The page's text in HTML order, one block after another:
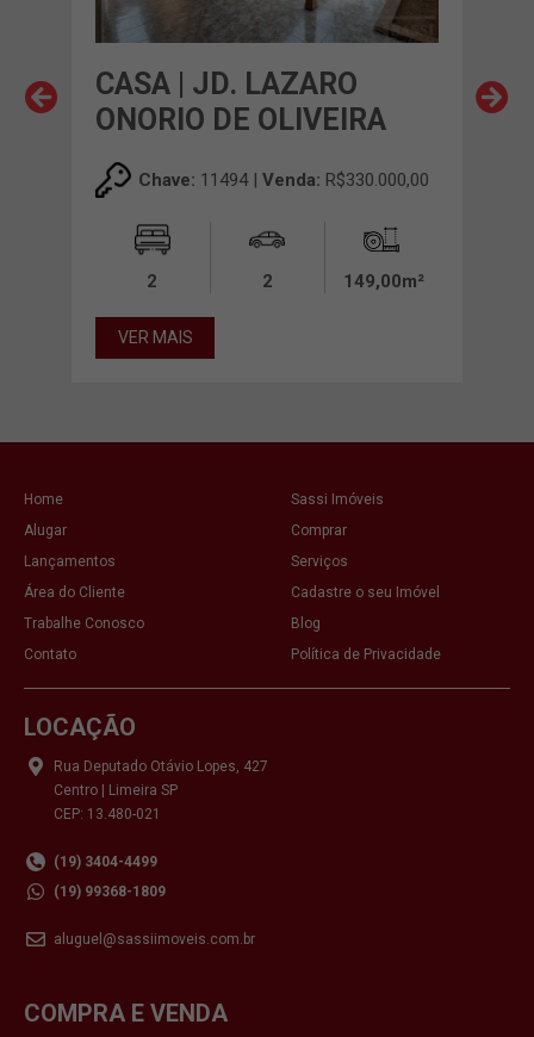
CASA | JD. LAZARO
ONORIO DE OLIVEIRA
Chave: 11494 | Venda: R$330.000,00
2 2 149,00m²
VER MAIS
Home
Sassi Imóveis
Alugar
Comprar
Lançamentos
Serviços
Área do Cliente
Cadastre o seu Imóvel
Trabalhe Conosco
Blog
Contato
Política de Privacidade
LOCAÇÃO
Rua Deputado Otávio Lopes, 427
Centro | Limeira SP
CEP: 13.480-021
(19) 3404-4499
(19) 99368-1809
aluguel@sassiimoveis.com.br
COMPRA E VENDA